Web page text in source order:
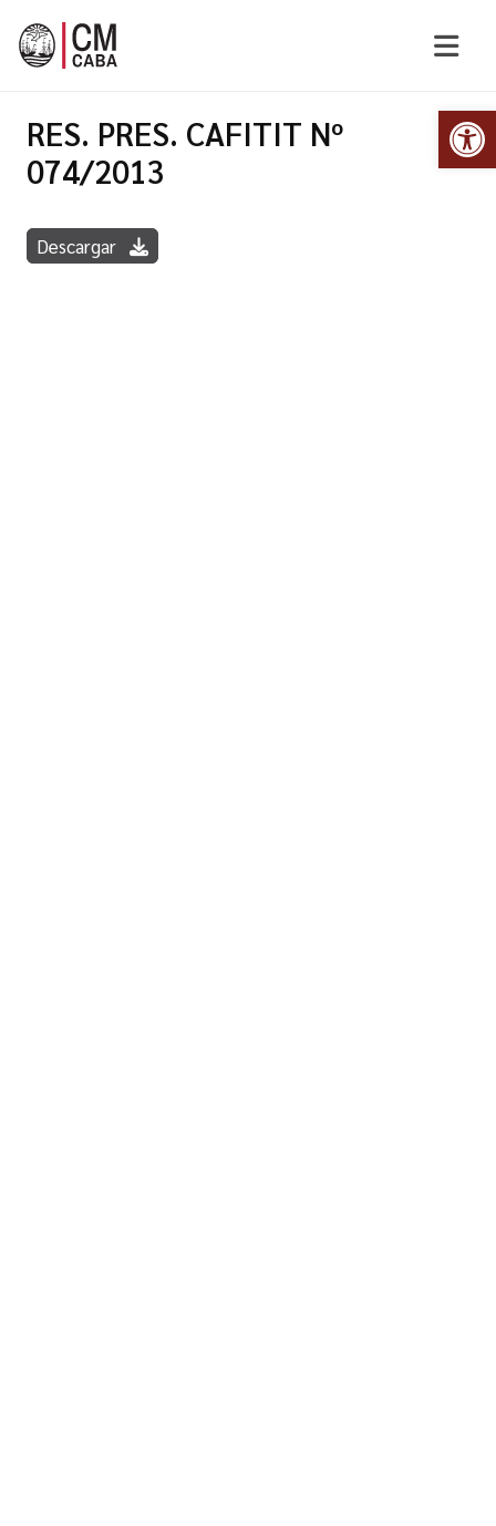
RES. PRES. CAFITIT Nº
074/2013
Descargar